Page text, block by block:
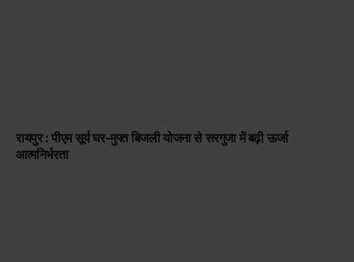
रायपुर : पीएम सूर्य घर-मुफ्त बिजली योजना से सरगुजा में बढ़ी ऊर्जा
आत्मनिर्भरता